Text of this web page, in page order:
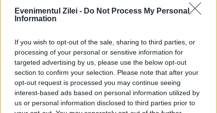
Evenimentul Zilei - Do Not Process My Personal
Information
If you wish to opt-out of the sale, sharing to third parties, or
processing of your personal or sensitive information for
targeted advertising by us, please use the below opt-out
section to confirm your selection. Please note that after your
opt-out request is processed you may continue seeing
interest-based ads based on personal information utilized by
us or personal information disclosed to third parties prior to
care făcuse parte din celebrul grup ”cei
dotați intelectual, studenți ai prestigioasei
universități, care își prezentaseră
concepțiile antifasciste. Serviciile secrete
sovietice îi recrutaseră practic fără ca ei să